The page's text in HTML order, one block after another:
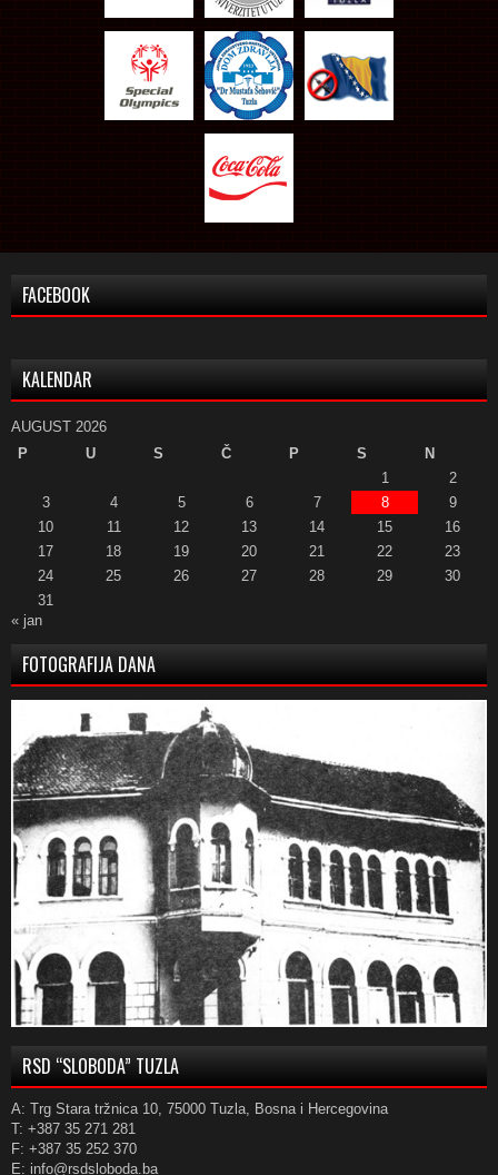
FACEBOOK
KALENDAR
AUGUST 2026
P
U S Č P S
N
1
2
3
4 5 6 7 8
9
10
11 12 13 14 15
16
17
18 19 20 21 22
23
24
25 26 27 28 29
30
31
« jan
FOTOGRAFIJA DANA
RSD “SLOBODA” TUZLA
A: Trg Stara tržnica 10, 75000 Tuzla, Bosna i Hercegovina
T: +387 35 271 281
F: +387 35 252 370
E: info@rsdsloboda.ba